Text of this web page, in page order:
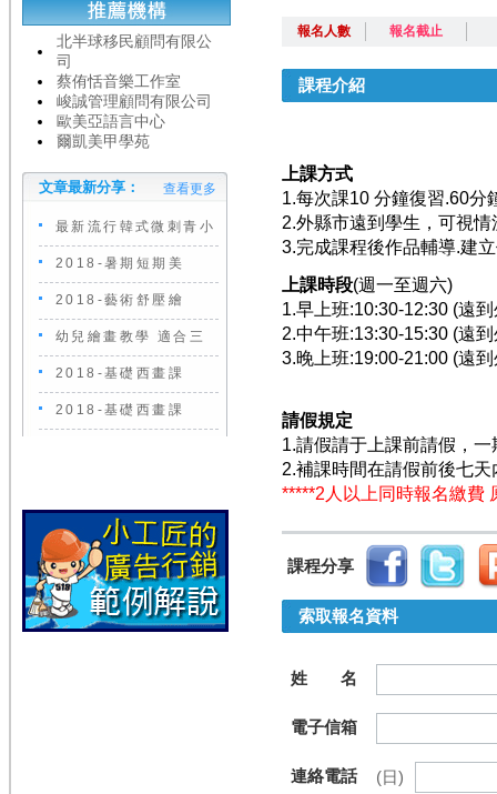
北半球移民顧問有限公
司
蔡侑恬音樂工作室
峻誠管理顧問有限公司
歐美亞語言中心
爾凱美甲學苑
文章最新分享： 查看更多
最新流行韓式微刺青小
2018-暑期短期美
2018-藝術舒壓繪
幼兒繪畫教學 適合三
2018-基礎西畫課
2018-基礎西畫課
報名人數 報名截止
課程介紹
上課方式
1.每次課10 分鐘復習.60分
2.外縣市遠到學生，可視
3.完成課程後作品輔導.建
上課時段(週一至週六)
1.早上班:10:30-12:30 (遠
2.中午班:13:30-15:30 (遠
3.晚上班:19:00-21:00 (遠
請假規定
1.請假請于上課前請假，
2.補課時間在請假前後七
*****2人以上同時報名繳費
課程分享
索取報名資料
姓 名
電子信箱
連絡電話 (日)